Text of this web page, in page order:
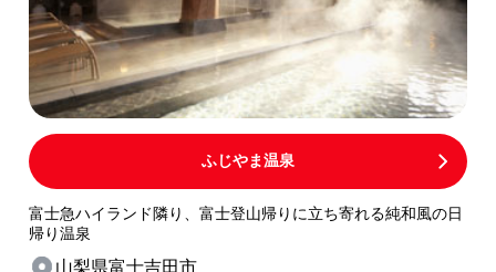
ふじやま温泉
富士急ハイランド隣り、富士登山帰りに立ち寄れる純和風の日
帰り温泉
山梨県富士吉田市